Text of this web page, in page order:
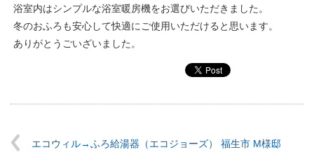
浴室内はシンプルな浴室暖房機をお選びいただきました。
冬のおふろも安心して快適にご使用いただけると思います。
ありがとうごいざいました。
エコウィル→ふろ給湯器（エコジョーズ） 福生市 M様邸